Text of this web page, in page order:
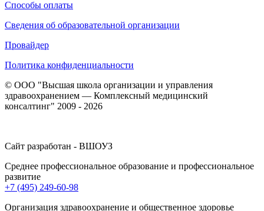
Способы оплаты
Сведения об образовательной организации
Провайдер
Политика конфиденциальности
© ООО "Высшая школа организации и управления
здравоохранением — Комплексный медицинский
консалтинг" 2009 - 2026
Сайт разработан - ВШОУЗ
Среднее профессиональное образование и профессиональное
развитие
+7 (495) 249-60-98
Организация здравоохранение и общественное здоровье